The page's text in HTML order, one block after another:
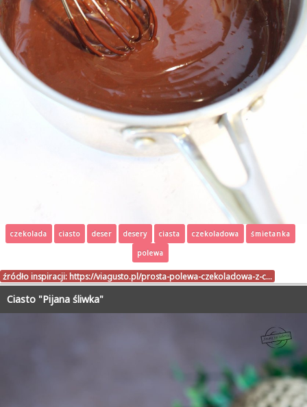
czekolada ciasto deser desery ciasta czekoladowa
śmietanka
polewa
źródło inspiracji: https://viagusto.pl/prosta-polewa-czekoladowa-z-c…
Ciasto "Pijana śliwka"